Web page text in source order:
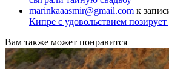
marinkaaasmir@gmail.com к
Кипре с удовольствием позирует
Вам также может понравится